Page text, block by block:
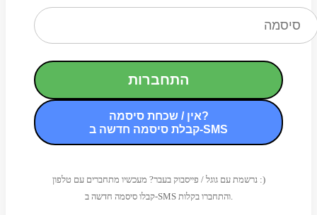
התחברות
אין / שכחת סיסמה?
קבלת סיסמה חדשה ב-SMS
נרשמת עם גוגל / פייסבוק בעבר? מעכשיו מתחברים עם טלפון :)
קבלו סיסמה חדשה ב-SMS והתחברו בקלות.